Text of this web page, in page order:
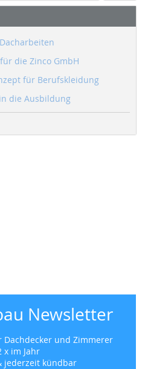
die Zinco GmbH
für Berufskleidung
die Ausbildung
Newsletter
Dachdecker und Zimmerer
x im Jahr
jederzeit kündbar